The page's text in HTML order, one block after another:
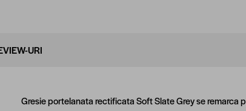
URI
Gresie portelanata rectificata Soft Slate Grey se